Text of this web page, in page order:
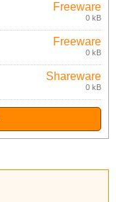
Freeware
0 kB
Freeware
0 kB
Shareware
0 kB